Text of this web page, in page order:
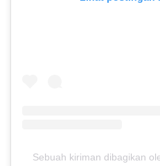
Sebuah kiriman dibagikan